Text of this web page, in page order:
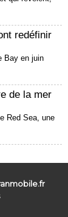
redéfinir
Bay en juin
de la mer
Red Sea, une